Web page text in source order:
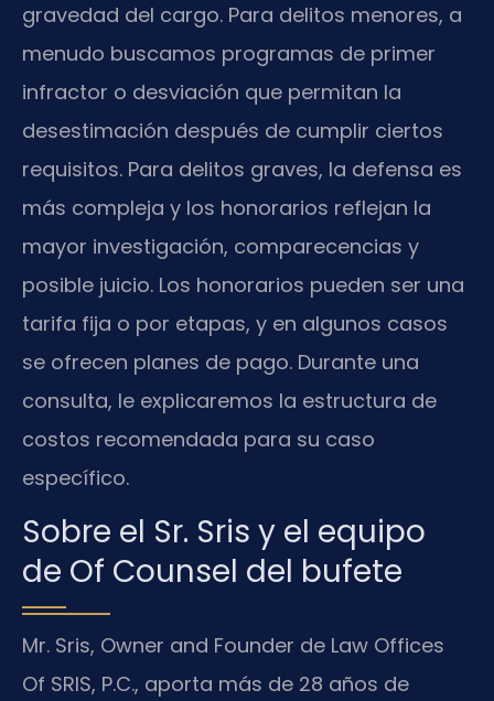
gravedad del cargo. Para delitos menores, a
menudo buscamos programas de primer
infractor o desviación que permitan la
desestimación después de cumplir ciertos
requisitos. Para delitos graves, la defensa es
más compleja y los honorarios reflejan la
mayor investigación, comparecencias y
posible juicio. Los honorarios pueden ser una
tarifa fija o por etapas, y en algunos casos
se ofrecen planes de pago. Durante una
consulta, le explicaremos la estructura de
costos recomendada para su caso
específico.
Sobre el Sr. Sris y el equipo
de Of Counsel del bufete
Mr. Sris, Owner and Founder de Law Offices
Of SRIS, P.C., aporta más de 28 años de